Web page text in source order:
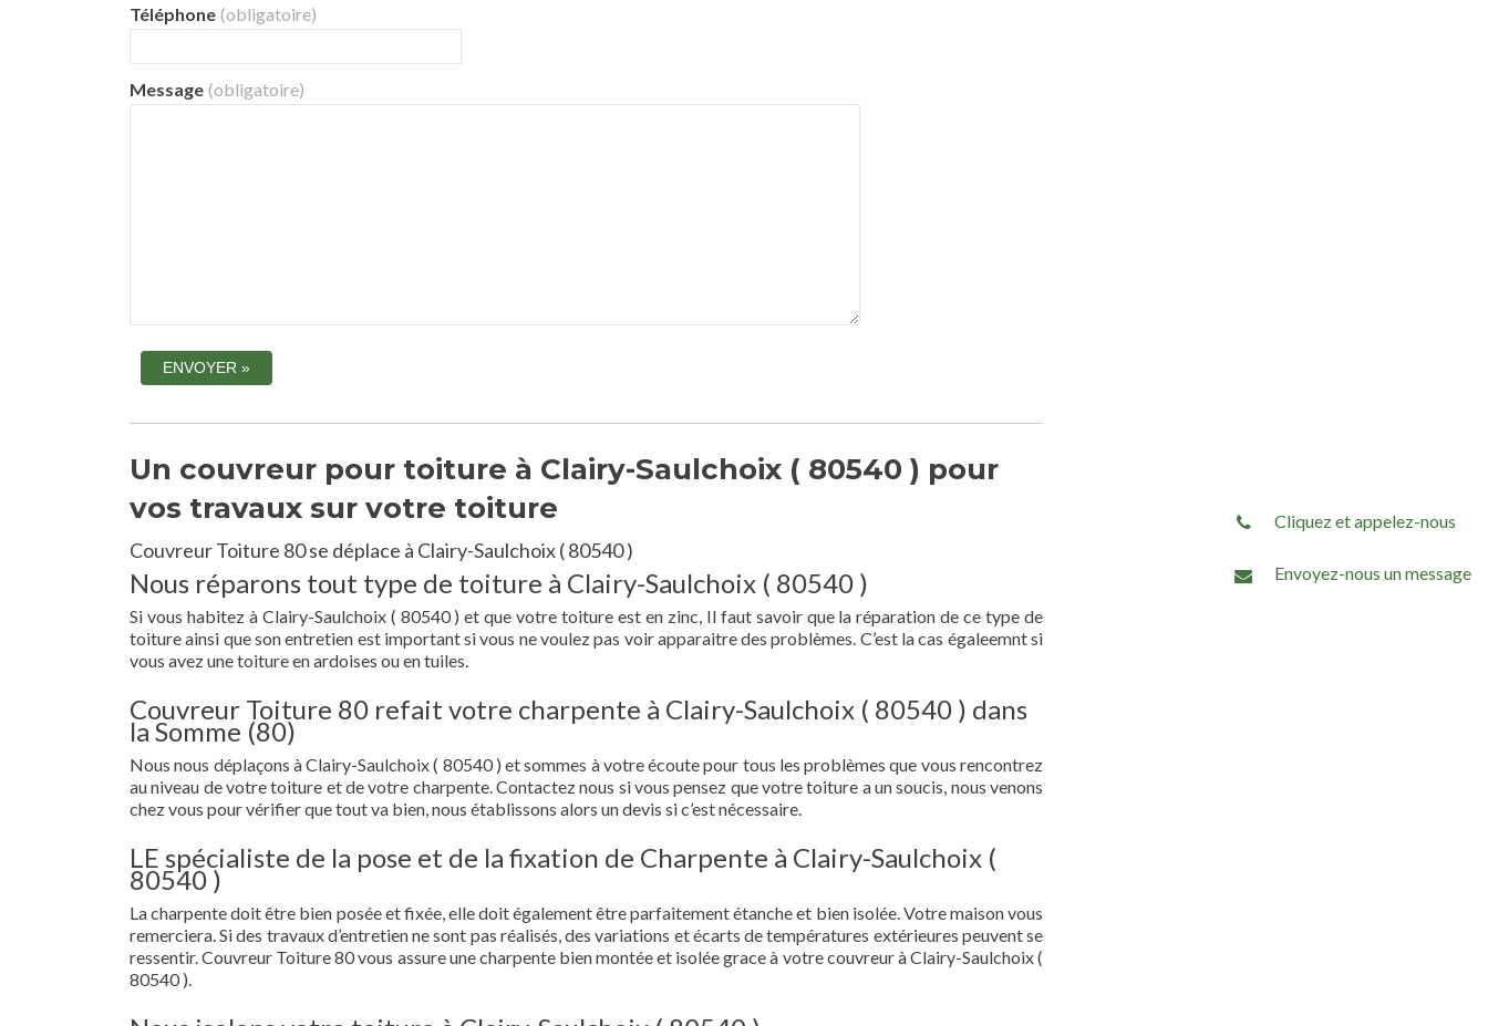
Téléphone (obligatoire)
Message (obligatoire)
Un couvreur pour toiture à Clairy-Saulchoix ( 80540 ) pour
vos travaux sur votre toiture
Couvreur Toiture 80 se déplace à Clairy-Saulchoix ( 80540 )
Nous réparons tout type de toiture à Clairy-Saulchoix ( 80540 )
Si vous habitez à Clairy-Saulchoix ( 80540 ) et que votre toiture est en zinc, Il faut savoir que la réparation de ce type de
toiture ainsi que son entretien est important si vous ne voulez pas voir apparaitre des problèmes. C’est la cas égaleemnt si
vous avez une toiture en ardoises ou en tuiles.
Couvreur Toiture 80 refait votre charpente à Clairy-Saulchoix ( 80540 ) dans
la Somme (80)
Nous nous déplaçons à Clairy-Saulchoix ( 80540 ) et sommes à votre écoute pour tous les problèmes que vous rencontrez
au niveau de votre toiture et de votre charpente. Contactez nous si vous pensez que votre toiture a un soucis, nous venons
chez vous pour vérifier que tout va bien, nous établissons alors un devis si c’est nécessaire.
LE spécialiste de la pose et de la fixation de Charpente à Clairy-Saulchoix (
80540 )
La charpente doit être bien posée et fixée, elle doit également être parfaitement étanche et bien isolée. Votre maison vous
remerciera. Si des travaux d’entretien ne sont pas réalisés, des variations et écarts de températures extérieures peuvent se
ressentir. Couvreur Toiture 80 vous assure une charpente bien montée et isolée grace à votre couvreur à Clairy-Saulchoix (
80540 ).
Cliquez et appelez-nous
Envoyez-nous un message